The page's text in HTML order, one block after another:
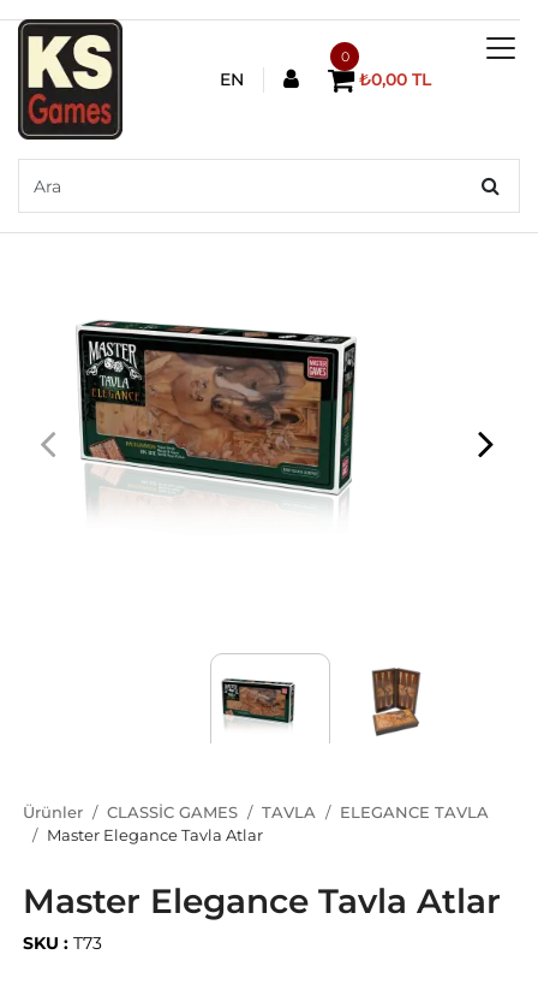
EN
0
₺0,00 TL
Ürünler CLASSİC GAMES TAVLA
ELEGANCE TAVLA
Master Elegance Tavla Atlar
Master Elegance Tavla Atlar
SKU : T73